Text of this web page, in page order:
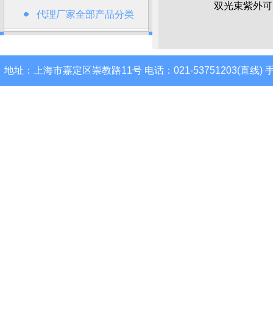
代理厂家全部产品分类
双光束紫外
地址：上海市嘉定区崇教路11号 电话：021-53751203(直线)